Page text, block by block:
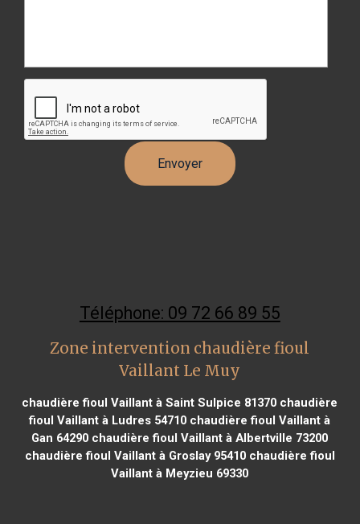
Téléphone: 09 72 66 89 55
Zone intervention chaudière fioul
Vaillant Le Muy
chaudière fioul Vaillant à Saint Sulpice 81370 chaudière
fioul Vaillant à Ludres 54710 chaudière fioul Vaillant à
Gan 64290 chaudière fioul Vaillant à Albertville 73200
chaudière fioul Vaillant à Groslay 95410chaudière fioul
Vaillant à Meyzieu 69330